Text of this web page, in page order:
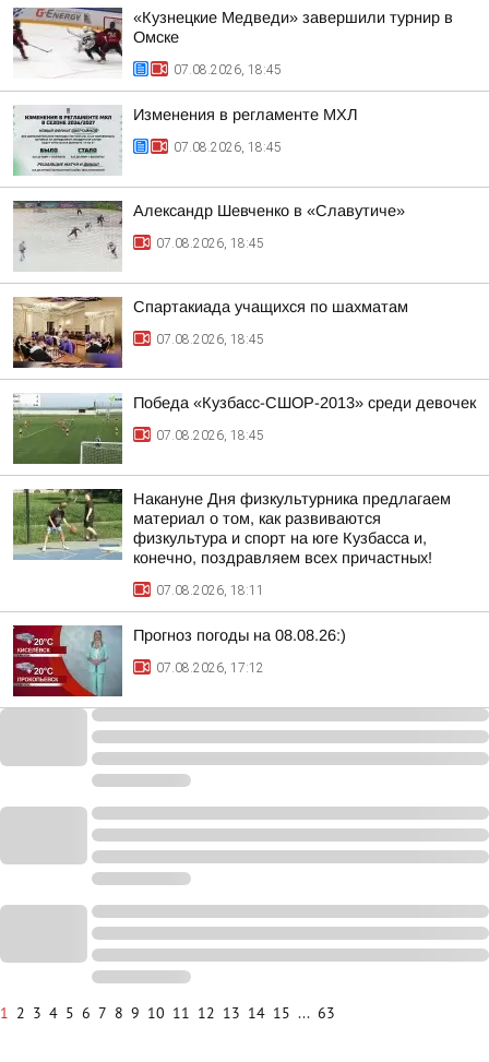
«Кузнецкие Медведи» завершили турнир в
Омске
07.08.2026, 18:45
Изменения в регламенте МХЛ
07.08.2026, 18:45
Александр Шевченко в «Славутиче»
07.08.2026, 18:45
Спартакиада учащихся по шахматам
07.08.2026, 18:45
Победа «Кузбасс-СШОР-2013» среди девочек
07.08.2026, 18:45
Накануне Дня физкультурника предлагаем
материал о том, как развиваются
физкультура и спорт на юге Кузбасса и,
конечно, поздравляем всех причастных!
07.08.2026, 18:11
Прогноз погоды на 08.08.26:)
07.08.2026, 17:12
1 2 3 4 5 6 7 8 9 10 11 12 13 14 15 ... 63